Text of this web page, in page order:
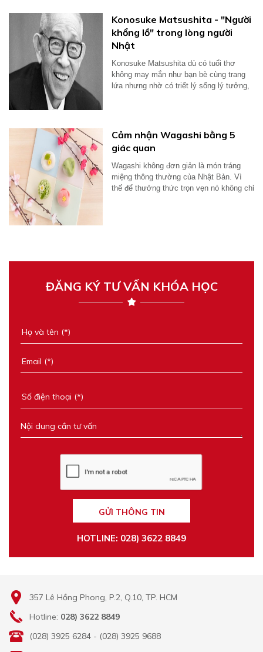
Konosuke Matsushita - "Người
khổng lồ" trong lòng người
Nhật
Konosuke Matsushita dù có tuổi thơ
không may mắn như bạn bè cùng trang
lứa nhưng nhờ có triết lý sống lý tưởng,
Cảm nhận Wagashi bằng 5
giác quan
Wagashi không đơn giản là món tráng
miệng thông thường của Nhật Bản. Vì
thế để thưởng thức trọn vẹn nó không chỉ
ĐĂNG KÝ TƯ VẤN KHÓA HỌC
GỬI THÔNG TIN
HOTLINE: 028) 3622 8849
357 Lê Hồng Phong, P.2, Q.10, TP. HCM
Hotline: 028) 3622 8849
(028) 3925 6284 - (028) 3925 9688